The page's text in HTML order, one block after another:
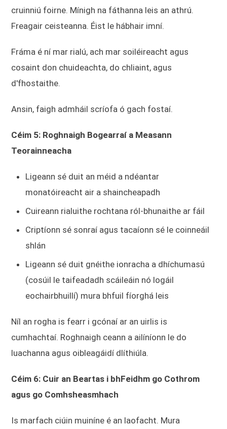
cruinniú foirne. Mínigh na fáthanna leis an athrú.
Freagair ceisteanna. Éist le hábhair imní.
Fráma é ní mar rialú, ach mar soiléireacht agus
cosaint don chuideachta, do chliaint, agus
d'fhostaithe.
Ansin, faigh admháil scríofa ó gach fostaí.
Céim 5: Roghnaigh Bogearraí a Measann
Teorainneacha
Ligeann sé duit an méid a ndéantar
monatóireacht air a shaincheapadh
Cuireann rialuithe rochtana ról-bhunaithe ar fáil
Criptíonn sé sonraí agus tacaíonn sé le coinneáil
shlán
Ligeann sé duit gnéithe ionracha a dhíchumasú
(cosúil le taifeadadh scáileáin nó logáil
eochairbhuillí) mura bhfuil fíorghá leis
Níl an rogha is fearr i gcónaí ar an uirlis is
cumhachtaí. Roghnaigh ceann a ailíníonn le do
luachanna agus oibleagáidí dlíthiúla.
Céim 6: Cuir an Beartas i bhFeidhm go Cothrom
agus go Comhsheasmhach
Is marfach ciúin muiníne é an laofacht. Mura